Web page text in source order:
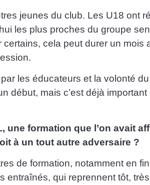
jeunes du club. Les U18
les plus proches du groupe
cela peut durer un mois
les éducateurs et la volonté
début, mais c’est déjà
une formation que l’on avait
à un tout autre adversaire ?
de formation, notamment en
entraînés, qui reprennent tôt,